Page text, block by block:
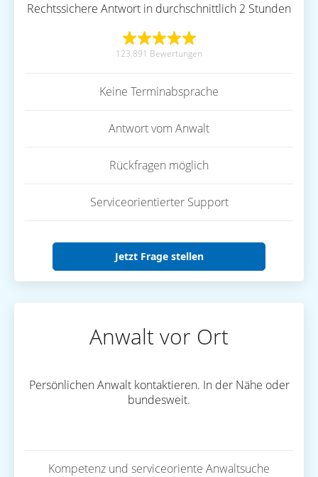
Rechtssichere Antwort in durchschnittlich 2 Stunden
123.891 Bewertungen
Keine Terminabsprache
Antwort vom Anwalt
Rückfragen möglich
Serviceorientierter Support
Jetzt Frage stellen
Anwalt vor Ort
Persönlichen Anwalt kontaktieren. In der Nähe oder
bundesweit.
Kompetenz und serviceoriente Anwaltsuche